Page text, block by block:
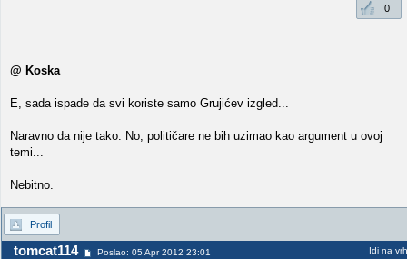
0
@ Koska
E, sada ispade da svi koriste samo Grujićev izgled...
Naravno da nije tako. No, političare ne bih uzimao kao argument u ovoj
temi...
Nebitno.
Profil
tomcat114 Poslao: 05 Apr 2012 23:01 Idi na vrh